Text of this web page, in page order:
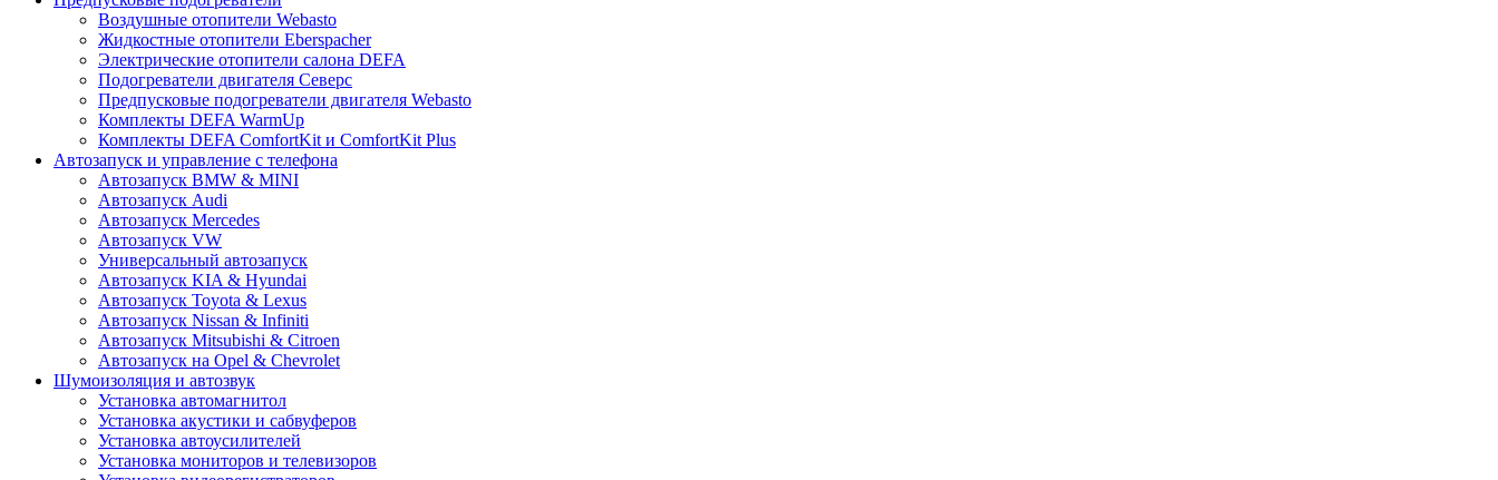
Воздушные отопители Webasto
Жидкостные отопители Eberspacher
Электрические отопители салона DEFA
Подогреватели двигателя Северс
Предпусковые подогреватели двигателя Webasto
Комплекты DEFA WarmUp
Комплекты DEFA ComfortKit и ComfortKit Plus
Автозапуск и управление с телефона
Автозапуск BMW & MINI
Автозапуск Audi
Автозапуск Mercedes
Автозапуск VW
Универсальный автозапуск
Автозапуск KIA & Hyundai
Автозапуск Toyota & Lexus
Автозапуск Nissan & Infiniti
Автозапуск Mitsubishi & Citroen
Автозапуск на Opel & Chevrolet
Шумоизоляция и автозвук
Установка автомагнитол
Установка акустики и сабвуферов
Установка автоусилителей
Установка мониторов и телевизоров